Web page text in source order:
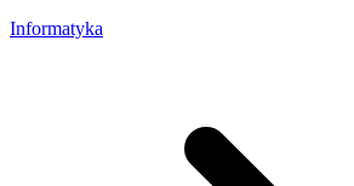
Informatyka